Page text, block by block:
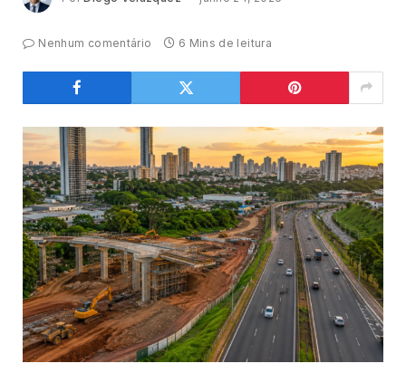
Nenhum comentário 6 Mins de leitura